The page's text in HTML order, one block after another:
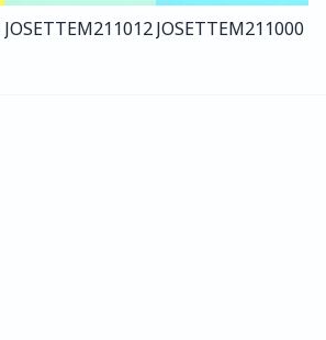
JOSETTEM211012JOSETTEM211000